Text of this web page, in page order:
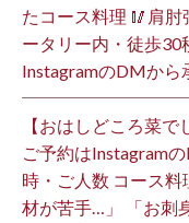
たコース料理 🥢肩
ータリー内・徒歩30
InstagramのDMから
【おはしどころ菜
ご予約はInstagram
時・ご人数 コース
材が苦手…」 「お刺